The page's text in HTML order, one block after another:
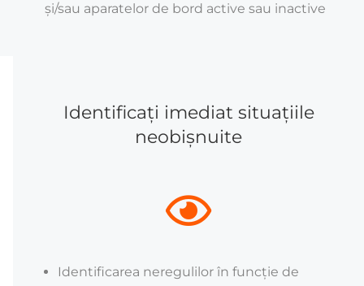
și/sau aparatelor de bord active sau inactive
Identificați imediat situațiile
neobișnuite
Identificarea neregulilor în funcție de